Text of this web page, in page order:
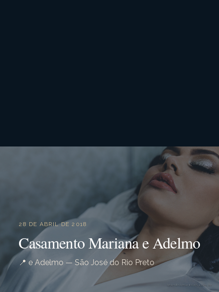
28 DE ABRIL DE 2018
Casamento Mariana e Adelmo
📍 e Adelmo — São José do Rio Preto